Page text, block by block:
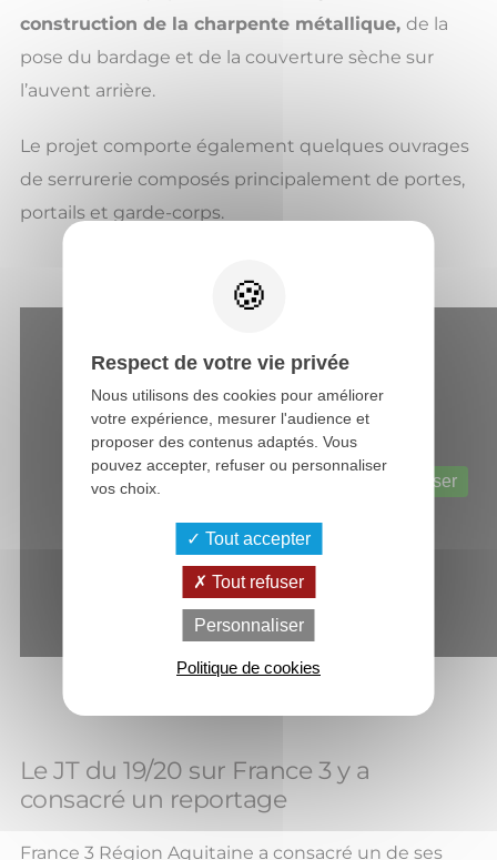
construction de la charpente métallique, de la
pose du bardage et de la couverture sèche sur
l’auvent arrière.
Le projet comporte également quelques ouvrages
de serrurerie composés principalement de portes,
portails et garde-corps.
Web content est désactivé. Autoriser
Le JT du 19/20 sur France 3 y a
consacré un reportage
France 3 Région Aquitaine a consacré un de ses
Respect de votre vie privée
Nous utilisons des cookies pour améliorer
votre expérience, mesurer l'audience et
proposer des contenus adaptés. Vous
pouvez accepter, refuser ou personnaliser
vos choix.
Tout accepter
Tout refuser
Personnaliser
Politique de cookies